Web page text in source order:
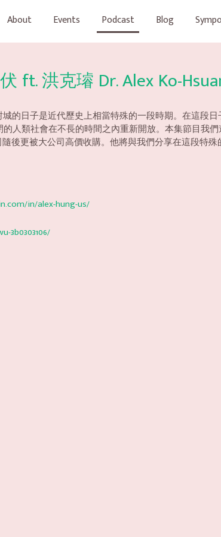
About Events Podcast Blog
ft. 洪克璿 Dr. Alex Ko-
的日子是近代歷史上相當特殊的一段時期。在這段
類社會在不長的時間之內重新開放。本集節目我們
後更被大公司高價收購。他將與我們分享在這段特
in/alex-hung-us/
3b0303106/